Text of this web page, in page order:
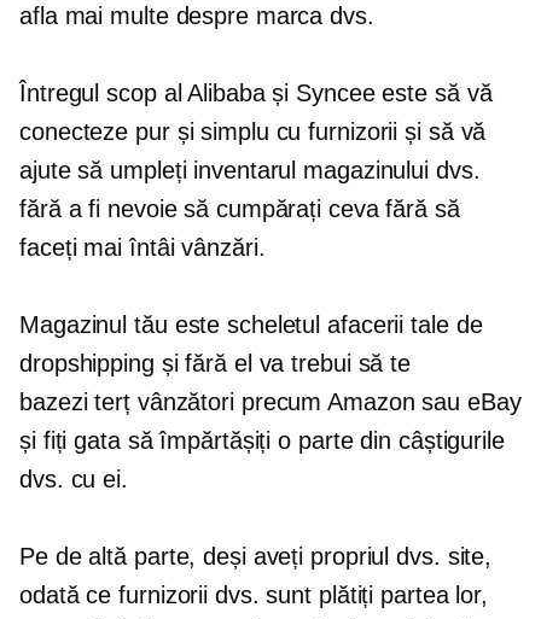
afla mai multe despre marca dvs.
Întregul scop al Alibaba și Syncee este să vă
conecteze pur și simplu cu furnizorii și să vă
ajute să umpleți inventarul magazinului dvs.
fără a fi nevoie să cumpărați ceva fără să
faceți mai întâi vânzări.
Magazinul tău este scheletul afacerii tale de
dropshipping și fără el va trebui să te
bazeziterțvânzători precum Amazon sau eBay
și fiți gata să împărtășiți o parte din câștigurile
dvs. cu ei.
Pe de altă parte, deși aveți propriul dvs. site,
odată ce furnizorii dvs. sunt plătiți partea lor,